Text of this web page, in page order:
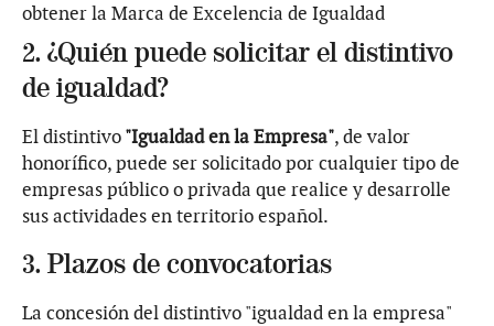
obtener la Marca de Excelencia de Igualdad
2. ¿Quién puede solicitar el distintivo
de igualdad?
El distintivo"Igualdad en la Empresa", de valor
honorífico, puede ser solicitado por cualquier tipo de
empresas público o privada que realice y desarrolle
sus actividades en territorio español.
3. Plazos de convocatorias
La concesión del distintivo "igualdad en la empresa"